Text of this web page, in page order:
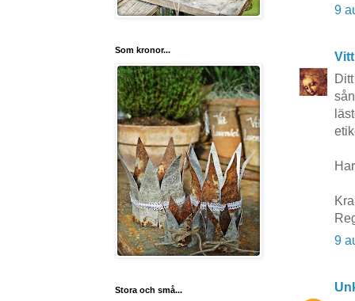
9
9
Som kronor...
Stora och små...